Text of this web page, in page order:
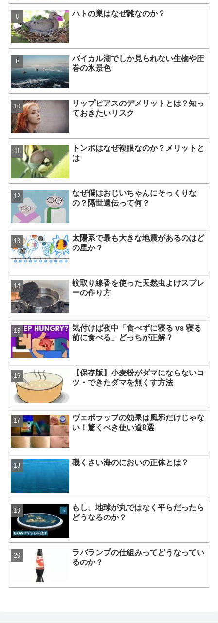
ハトの巣はなぜ雑なのか？
バイカル湖でしか見られない生物や圧
巻の氷景色
リップピアスのデメリットとは？知っ
ておきたいリスク
トンボはなぜ複眼なのか？メリットと
は
なぜ僕はおじいちゃんにそっくりな
の？隔世遺伝って何？
太陽系で最も大きな地震があるのはど
の星か？
蚊取り線香を使った天然虫よけスプレ
ーの作り方
気付けば夜中「食べずに寝る vs 寝る
前に食べる」どっちが正解？
【保存版】小麦粉がダマにならないコ
ツ・できたダマを無くす方法
ヴェポラップの効果は風邪だけじゃな
い！驚くべき使い道8選
磯くさい海のにおいの正体とは？
もし、地球が丸ではなく平らだったら
どうなるのか？
ラバランプの仕組みってどうなってい
るのか？